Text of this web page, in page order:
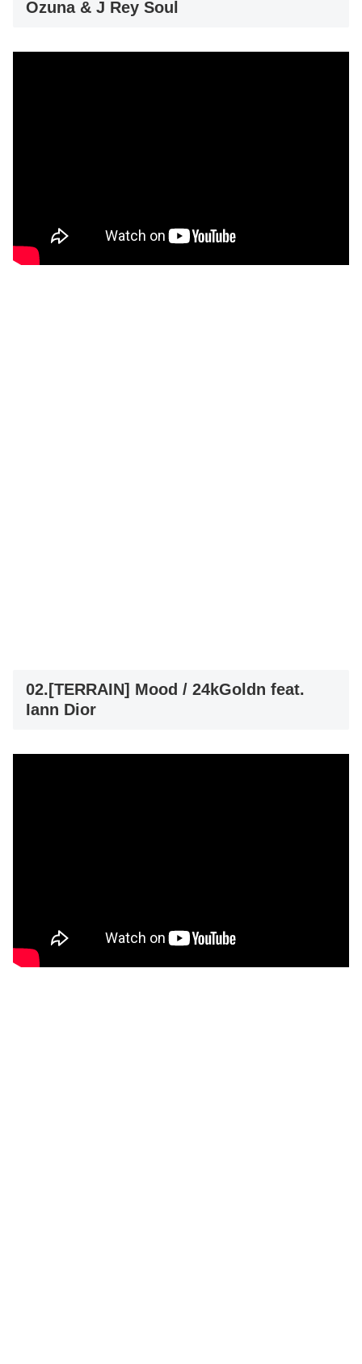
Ozuna & J Rey Soul
02.[TERRAIN] Mood / 24kGoldn feat.
Iann Dior